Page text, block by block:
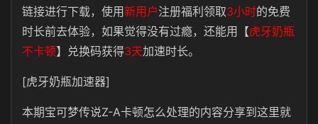
链接进行下载，使用新用户注册福利领取3小时的免费
时长前去体验，如果觉得没有过瘾，还能用【虎牙奶瓶
不卡顿】兑换码获得3天加速时长。
[虎牙奶瓶加速器]
本期宝可梦传说Z-A卡顿怎么处理的内容分享到这里就